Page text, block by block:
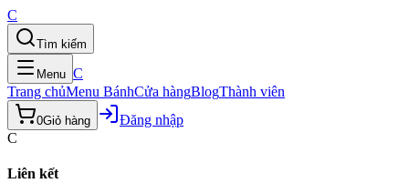
C
Tìm kiếm
Menu C
Trang chủMenu BánhCửa hàngBlogThành viên
0Giỏ hàng
Đăng nhập
C
Liên kết